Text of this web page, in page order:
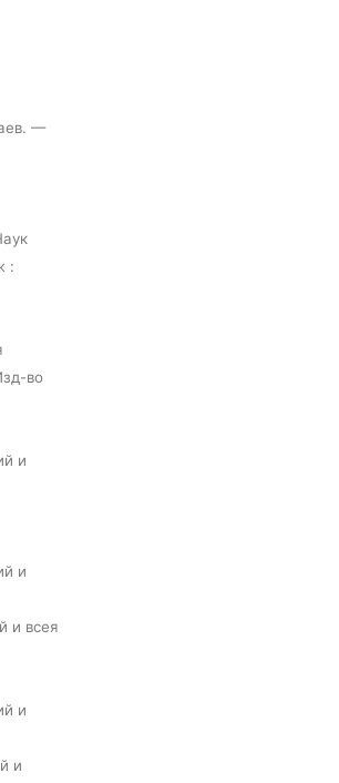
—
:
во
и
и
и всея
и
и